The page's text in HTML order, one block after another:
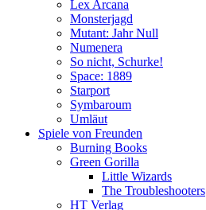
Lex Arcana
Monsterjagd
Mutant: Jahr Null
Numenera
So nicht, Schurke!
Space: 1889
Starport
Symbaroum
Umläut
Spiele von Freunden
Burning Books
Green Gorilla
Little Wizards
The Troubleshooters
HT Verlag